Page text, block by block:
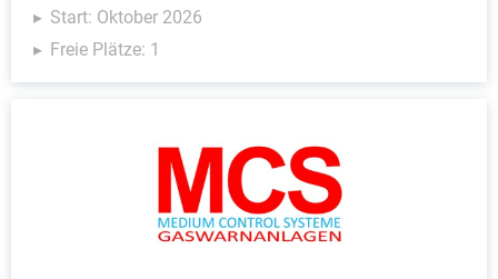
Start: Oktober 2026
Freie Plätze: 1